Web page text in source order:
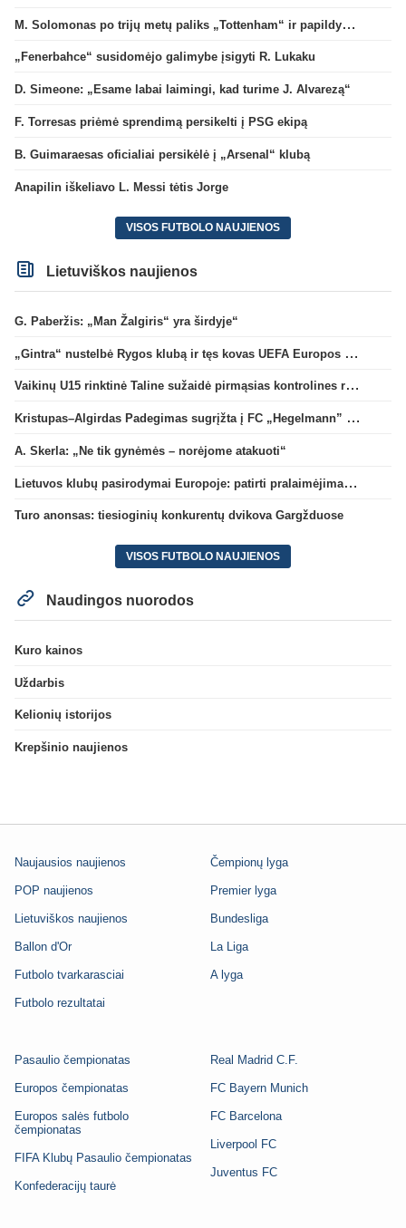
M. Solomonas po trijų metų paliks „Tottenham“ ir papildys „West Ham“ klubą
„Fenerbahce“ susidomėjo galimybe įsigyti R. Lukaku
D. Simeone: „Esame labai laimingi, kad turime J. Alvarezą“
F. Torresas priėmė sprendimą persikelti į PSG ekipą
B. Guimaraesas oficialiai persikėlė į „Arsenal“ klubą
Anapilin iškeliavo L. Messi tėtis Jorge
VISOS FUTBOLO NAUJIENOS
Lietuviškos naujienos
G. Paberžis: „Man Žalgiris“ yra širdyje“
„Gintra“ nustelbė Rygos klubą ir tęs kovas UEFA Europos taurės atrankoje
Vaikinų U15 rinktinė Taline sužaidė pirmąsias kontrolines rungtynes
Kristupas–Algirdas Padegimas sugrįžta į FC „Hegelmann” B sudėtį
A. Skerla: „Ne tik gynėmės – norėjome atakuoti“
Lietuvos klubų pasirodymai Europoje: patirti pralaimėjimai Kroatijos atstovams
Turo anonsas: tiesioginių konkurentų dvikova Gargžduose
VISOS FUTBOLO NAUJIENOS
Naudingos nuorodos
Kuro kainos
Uždarbis
Kelionių istorijos
Krepšinio naujienos
Naujausios naujienos
POP naujienos
Lietuviškos naujienos
Ballon d'Or
Futbolo tvarkarasciai
Futbolo rezultatai
Čempionų lyga
Premier lyga
Bundesliga
La Liga
A lyga
Pasaulio čempionatas
Europos čempionatas
Europos salės futbolo
čempionatas
FIFA Klubų Pasaulio čempionatas
Konfederacijų taurė
Real Madrid C.F.
FC Bayern Munich
FC Barcelona
Liverpool FC
Juventus FC